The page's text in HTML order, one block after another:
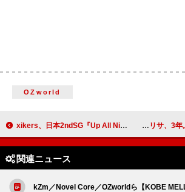
OZworld
xikers、日本2ndSG『Up All Night』7/16発売決定 小野リサ、
関連ニュース
kZm／Novel Core／OZworldら【KOBE